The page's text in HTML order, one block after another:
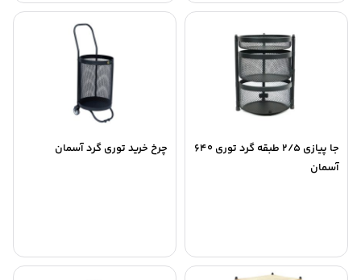
جا پیازی 2/5 طبقه گرد توری 640
آسمان
چرخ خرید توری گرد آسمان